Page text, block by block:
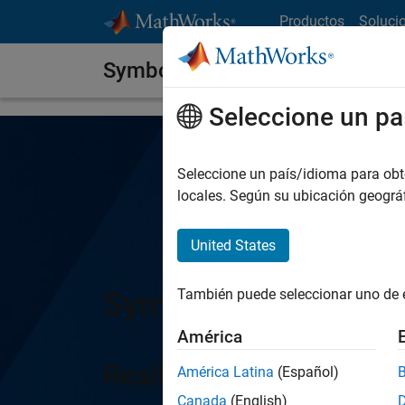
Productos
Symbolic Math Toolbox
Symbolic Math
Realice cálculos de
Seleccione un
Seleccione un país/idioma para
locales. Según su ubicación
United States
También puede seleccionar uno
América
América Latina (Español)
Canada (English)